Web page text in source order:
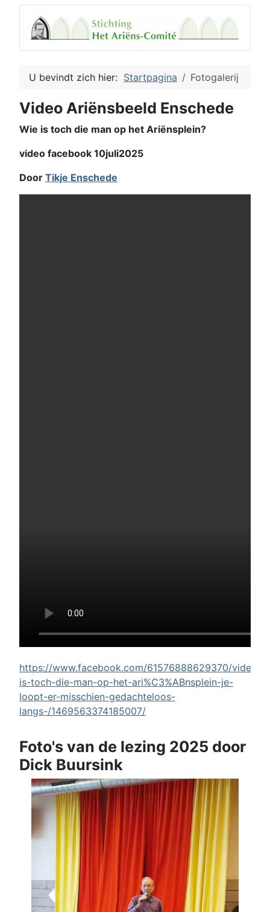
U bevindt zich hier: Startpagina Fotogalerij
Video Ariënsbeeld Enschede
Wie is toch die man op het Ariënsplein?
video facebook 10juli2025
Door Tikje Enschede
https://www.facebook.com/61576888629370/videos/
is-toch-die-man-op-het-ari%C3%ABnsplein-je-
loopt-er-misschien-gedachteloos-
langs-/1469563374185007/
Foto's van de lezing 2025 door
Dick Buursink